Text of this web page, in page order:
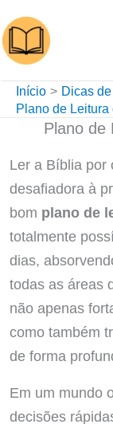
para
o
conteúdo
Início
Dicas
Plano de
Plano de
Ler a Bíblia por
desafiadora à
bom plano de
totalmente
dias,
todas as áreas
não apenas
como também
de forma
Em um mundo
decisões